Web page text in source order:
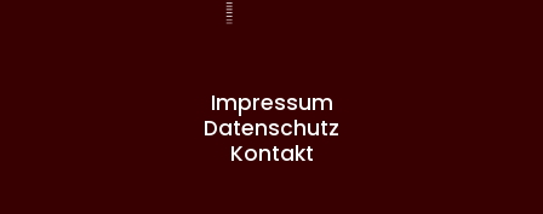
Impressum
Datenschutz
Kontakt